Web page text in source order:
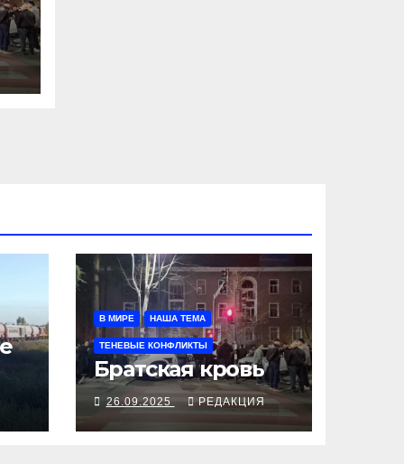
В МИРЕ НАША ТЕМА
ТЕНЕВЫЕ КОНФЛИКТЫ
Братская кровь
26.09.2025 РЕДАКЦИЯ